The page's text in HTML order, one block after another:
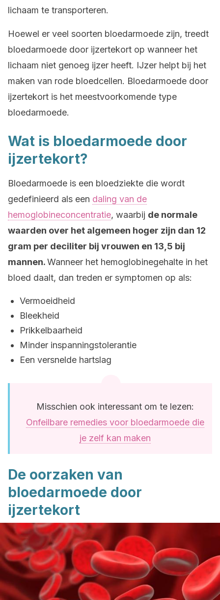
lichaam te transporteren.
Hoewel er veel soorten bloedarmoede zijn, treedt
bloedarmoede door ijzertekort op wanneer het
lichaam niet genoeg ijzer heeft. IJzer helpt bij het
maken van rode bloedcellen. Bloedarmoede door
ijzertekort is het meestvoorkomende type
bloedarmoede.
Wat is bloedarmoede door
ijzertekort?
Bloedarmoede is een bloedziekte die wordt
gedefinieerd als een daling van de
hemoglobineconcentratie, waarbij de normale
waarden over het algemeen hoger zijn dan 12
gram per deciliter bij vrouwen en 13,5 bij
mannen.Wanneer het hemoglobinegehalte in het
bloed daalt, dan treden er symptomen op als:
Vermoeidheid
Bleekheid
Prikkelbaarheid
Minder inspanningstolerantie
Een versnelde hartslag
Misschien ook interessant om te lezen:
Onfeilbare remedies voor bloedarmoede die
je zelf kan maken
De oorzaken van
bloedarmoede door
ijzertekort